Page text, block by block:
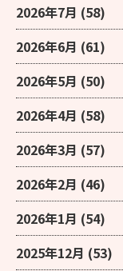
2026年7月 (58)
2026年6月 (61)
2026年5月 (50)
2026年4月 (58)
2026年3月 (57)
2026年2月 (46)
2026年1月 (54)
2025年12月 (53)